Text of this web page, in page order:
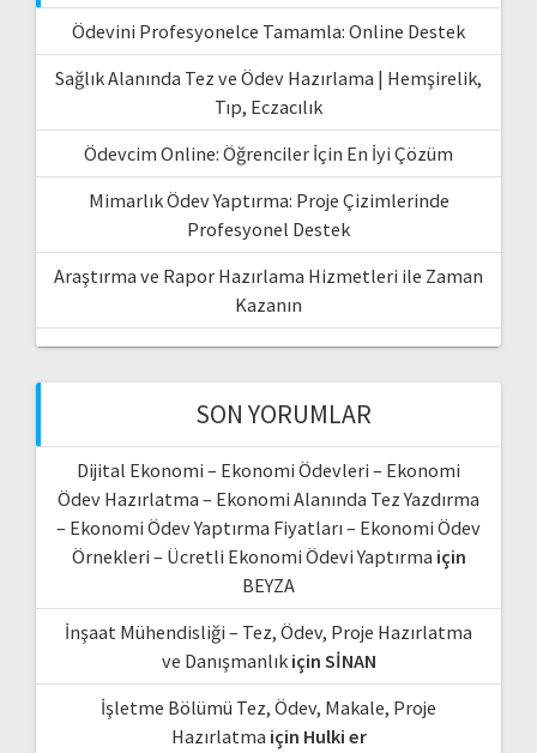
Ödevini Profesyonelce Tamamla: Online Destek
Sağlık Alanında Tez ve Ödev Hazırlama | Hemşirelik,
Tıp, Eczacılık
Ödevcim Online: Öğrenciler İçin En İyi Çözüm
Mimarlık Ödev Yaptırma: Proje Çizimlerinde
Profesyonel Destek
Araştırma ve Rapor Hazırlama Hizmetleri ile Zaman
Kazanın
SON YORUMLAR
Dijital Ekonomi – Ekonomi Ödevleri – Ekonomi
Ödev Hazırlatma – Ekonomi Alanında Tez Yazdırma
– Ekonomi Ödev Yaptırma Fiyatları – Ekonomi Ödev
Örnekleri – Ücretli Ekonomi Ödevi Yaptırma için
BEYZA
İnşaat Mühendisliği – Tez, Ödev, Proje Hazırlatma
ve Danışmanlıkiçin SİNAN
İşletme Bölümü Tez, Ödev, Makale, Proje
Hazırlatma için Hulki er